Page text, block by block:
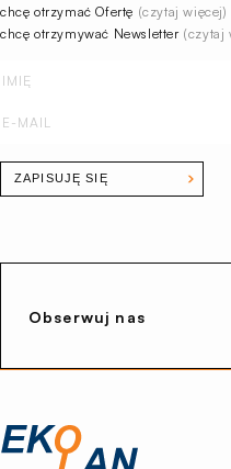
chcę otrzymać Ofertę (czytaj więcej)
chcę otrzymywać Newsletter (czytaj
ZAPISUJĘ SIĘ
Obserwuj nas
na